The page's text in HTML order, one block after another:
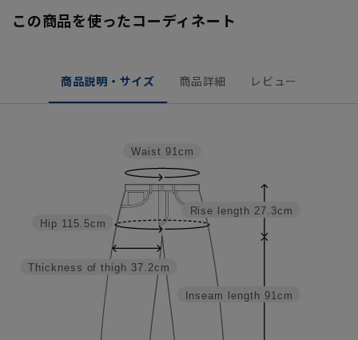
この商品を使ったコーディネート
商品説明・サイズ 商品詳細 レビュー
Inseam length 91cm
Rise length 27.3cm
Thickness of thigh 37.2cm
Hip 115.5cm
Waist 91cm